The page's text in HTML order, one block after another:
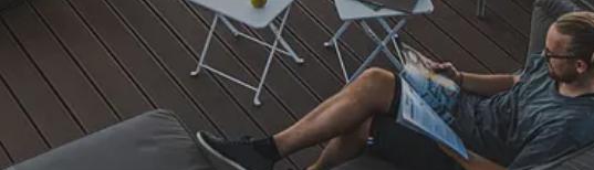
4,81/ 5
25.948 Bewertungen
„- Retouren Bearbeitung wurde
umgehend erledigt“
04.08.2026